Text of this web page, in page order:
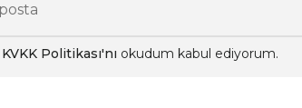
KVKK Politikası'nı okudum kabul ediyorum.